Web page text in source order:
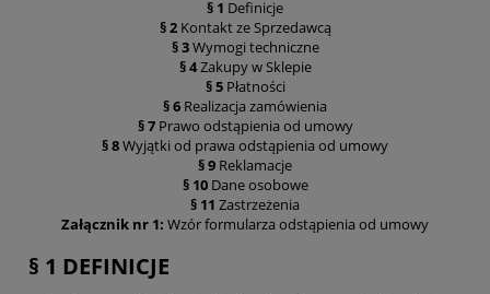
§ 1 Definicje
§ 2Kontakt ze Sprzedawcą
§ 3Wymogi techniczne
§ 4Zakupy w Sklepie
§ 5Płatności
§ 6 Realizacja zamówienia
§ 7Prawo odstąpienia od umowy
§ 8Wyjątki od prawa odstąpienia od umowy
§ 9 Reklamacje
§ 10Dane osobowe
§ 11 Zastrzeżenia
Załącznik nr 1: Wzór formularza odstąpienia od umowy
§ 1 DEFINICJE